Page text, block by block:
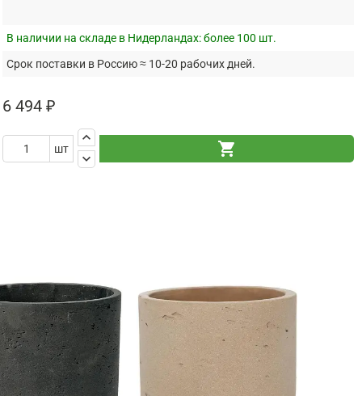
В наличии на складе в Нидерландах:более 100 шт.
Срок поставки в Россию ≈ 10-20 рабочих дней.
6 494 ₽
шт
keyboard_arrow_up
keyboard_arrow_down
shopping_cart